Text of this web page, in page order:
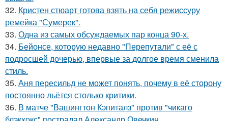
32. Кристен стюарт готова взять на себя режиссуру
ремейка "Сумерек".
33. Одна из самых обсуждаемых пар конца 90-х.
34. Бейонсе, которую недавно "Перепутали" с её с
подросшей дочерью, впервые за долгое время сменила
стиль.
35. Аня пересильд не может понять, почему в её сторону
постоянно льётся столько критики.
36. В матче "Вашингтон Кэпиталз" против "чикаго